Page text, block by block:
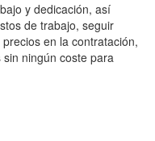
y dedicación, así
de trabajo, seguir
en la contratación,
ningún coste para